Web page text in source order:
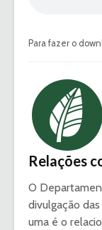
Para fazer o
Relações
O
divulgação
uma é o